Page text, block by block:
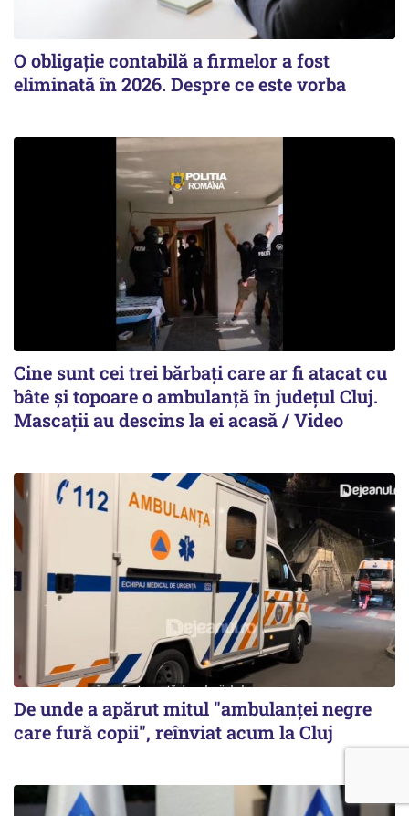
O obligație contabilă a firmelor a fost
eliminată în 2026. Despre ce este vorba
Cine sunt cei trei bărbați care ar fi atacat cu
bâte și topoare o ambulanță în județul Cluj.
Mascații au descins la ei acasă / Video
De unde a apărut mitul "ambulanței negre
care fură copii", reînviat acum la Cluj